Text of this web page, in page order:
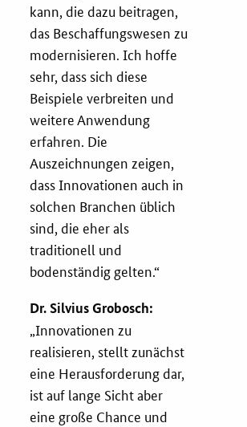
kann, die dazu beitragen,
das Beschaffungswesen zu
modernisieren. Ich hoffe
sehr, dass sich diese
Beispiele verbreiten und
weitere Anwendung
erfahren. Die
Auszeichnungen zeigen,
dass Innovationen auch in
solchen Branchen üblich
sind, die eher als
traditionell und
bodenständig gelten.“
Dr. Silvius Grobosch:
„Innovationen zu
realisieren, stellt zunächst
eine Herausforderung dar,
ist auf lange Sicht aber
eine große Chance und